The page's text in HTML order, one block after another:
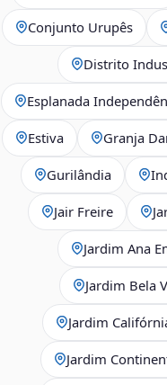
Conjunto Urupês
Distrito
Esplanada
Estiva Granja
Gurilândia
Jair Freire
Jardim Ana
Jardim Bela
Jardim
Jardim